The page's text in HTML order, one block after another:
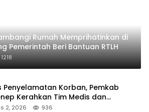
Rumah Memprihatinkan di
Pemerintah Beri Bantuan RTLH
1218
Penyelamatan Korban, Pemkab
Kerahkan Tim Medis dan
ke Pelabuhan Kalianget
2, 2026 936